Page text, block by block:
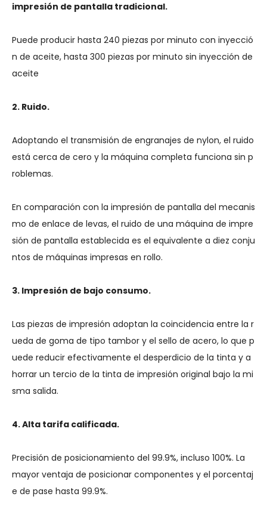
impresión de pantalla tradicional.
Puede producir hasta 240 piezas por minuto con inyecció
n de aceite, hasta 300 piezas por minuto sin inyección de
aceite
2. Ruido.
Adoptando el transmisión de engranajes de nylon, el ruido
está cerca de cero y la máquina completa funciona sin p
roblemas.
En comparación con la impresión de pantalla del mecanis
mo de enlace de levas, el ruido de una máquina de impre
sión de pantalla establecida es el equivalente a diez conju
ntos de máquinas impresas en rollo.
3. Impresión de bajo consumo.
Las piezas de impresión adoptan la coincidencia entre la r
ueda de goma de tipo tambor y el sello de acero, lo que p
uede reducir efectivamente el desperdicio de la tinta y a
horrar un tercio de la tinta de impresión original bajo la mi
sma salida.
4. Alta tarifa calificada.
Precisión de posicionamiento del 99.9%, incluso 100%. La
mayor ventaja de posicionar componentes y el porcentaj
e de pase hasta 99.9%.